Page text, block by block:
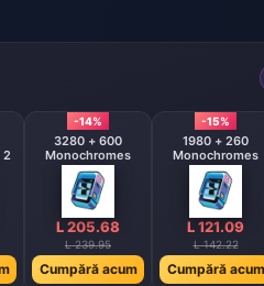
2
-14%
3280 + 600
Monochromes
L 205.68
L 239.95
Cumpără acum
-15%
1980 + 260
Monochromes
L 121.09
L 142.22
Cumpără acum